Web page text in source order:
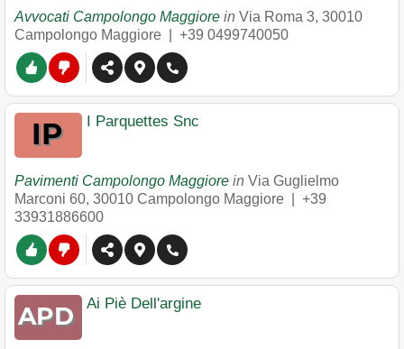
Avvocati Campolongo Maggiore in Via Roma 3, 30010
Campolongo Maggiore
+39 0499740050
I Parquettes Snc
Pavimenti Campolongo Maggiore in Via Guglielmo
Marconi 60, 30010 Campolongo Maggiore
+39
33931886600
Ai Piè Dell'argine